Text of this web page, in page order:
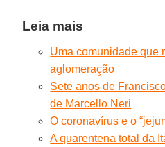
Leia mais
Uma comunidade que
aglomeração
Sete anos de
de Marcello Neri
O coronavírus e o
A quarentena total da